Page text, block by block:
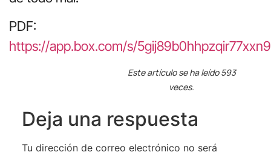
PDF:
https://app.box.com/s/
Este artículo se ha leído 593
veces.
Deja una respuesta
Tu dirección de correo electrónico no será